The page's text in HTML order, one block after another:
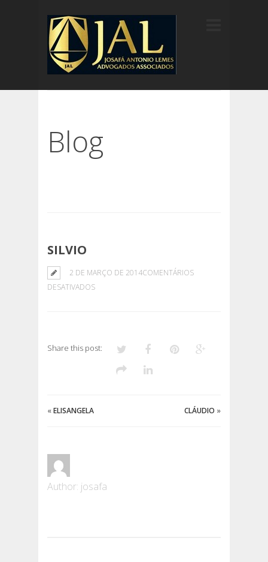
Blog
SILVIO
2 DE MARÇO DE 2014COMENTÁRIOS
DESATIVADOSEM
Share this post:
«ELISANGELA CLÁUDIO »
Author: josafa